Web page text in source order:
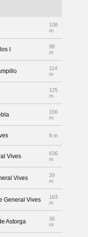
108
m
I
98
m
114
m
125
m
156
m
8 m
Vives
636
m
Vives
39
m
General Vives
163
m
Astorga
36
m